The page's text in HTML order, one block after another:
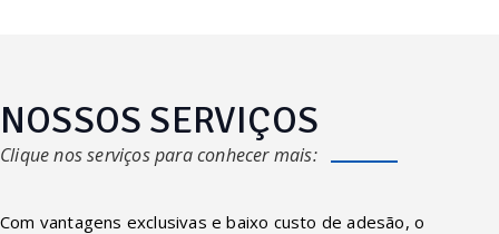
NOSSOS SERVIÇOS
Clique nos serviços para conhecer mais:
Com vantagens exclusivas e baixo custo de adesão, o